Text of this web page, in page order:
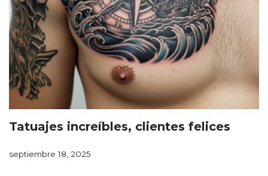
Tatuajes increíbles, clientes felices
septiembre 18, 2025